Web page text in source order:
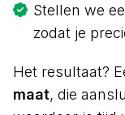
Stellen we
zodat je
Het resultaat?
maat, die